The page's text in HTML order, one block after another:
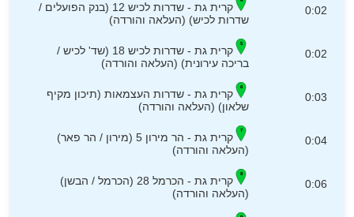
0:02
קרית גת - שדרות לכיש 12 (בנק הפועלים /
שדרות לכיש) (העלאה והורדה)
0:02
קרית גת - שדרות לכיש 18 (שד' לכיש /
בריכה עירונית) (העלאה והורדה)
0:03
קרית גת - שדרות העצמאות (תיכון מקיף
שלאון) (העלאה והורדה)
0:04
קרית גת - הר מירון 5 (מירון / הר פאר)
(העלאה והורדה)
0:06
קרית גת - הכרמל 28 (הכרמל / הבשן)
(העלאה והורדה)